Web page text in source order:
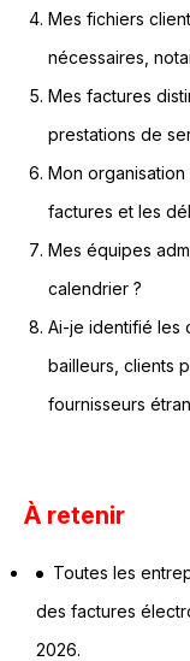
Mes fichiers
nécessaires,
Mes factures
prestations de
Mon
factures et les
Mes équipes
calendrier ?
Ai-je identifié les
bailleurs, clients
fournisseurs
À retenir
Toutes les
des factures
2026.